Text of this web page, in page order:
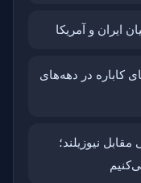
ایران و آمریکا
کاباره در دهه‌های
نیوزیلند؛